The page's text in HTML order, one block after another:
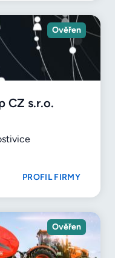
Ověřen
CZ s.r.o.
PROFIL FIRMY
Ověřen